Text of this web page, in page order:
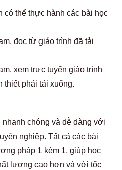
có thể thực hành các bài học
đọc từ giáo trình đã tải
xem trực tuyến giáo trình
thiết phải tải xuống.
chóng và dễ dàng với
nghiệp. Tất cả các bài
pháp 1 kèm 1, giúp học
lượng cao hơn và với tốc